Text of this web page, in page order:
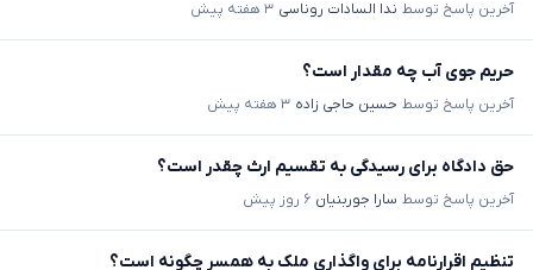
آخرین پاسخ توسط ندا السادات روناسی ۳ هفته پیش
حریم جوی آب چه مقدار است؟
آخرین پاسخ توسط حسین حاجی زاده ۳ هفته پیش
حق دادگاه برای رسیدگی به تقسیم ارث چقدر است؟
آخرین پاسخ توسط سارا جوربنیان ۶ روز پیش
تنظیم اقرارنامه برای واگذاری ملک به همسر چگونه است؟